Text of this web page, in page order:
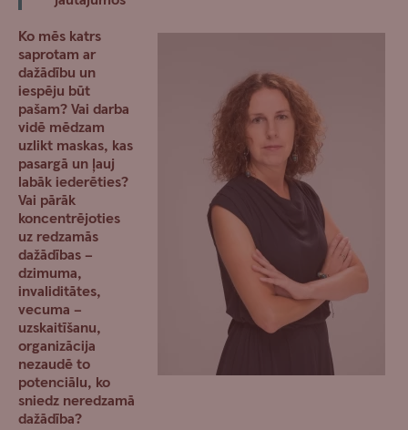
Ko mēs katrs
saprotam ar
dažādību un
iespēju būt
pašam? Vai darba
vidē mēdzam
uzlikt maskas, kas
pasargā un ļauj
labāk iederēties?
Vai pārāk
koncentrējoties
uz redzamās
dažādības –
dzimuma,
invaliditātes,
vecuma –
uzskaitīšanu,
organizācija
nezaudē to
potenciālu, ko
sniedz neredzamā
dažādība?